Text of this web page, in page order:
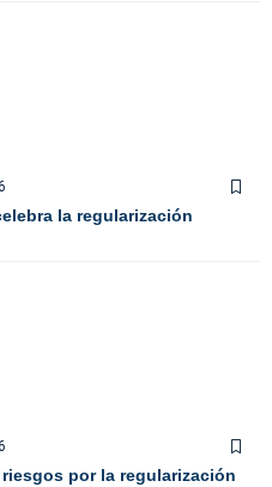
la regularización
por la regularización